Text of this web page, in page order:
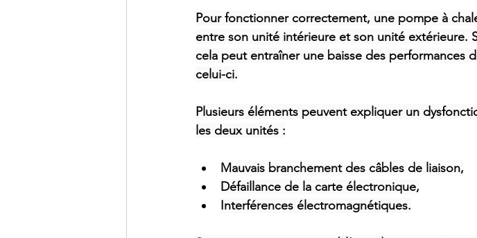
Pour fonctionner correctement, une pompe à
entre son unité intérieure et son unité extérieure.
cela peut entraîner une baisse des performances
celui-ci.
Plusieurs éléments peuvent expliquer un
les deux unités :
Mauvais branchement des câbles de liaison,
Défaillance de la carte électronique,
Interférences électromagnétiques.